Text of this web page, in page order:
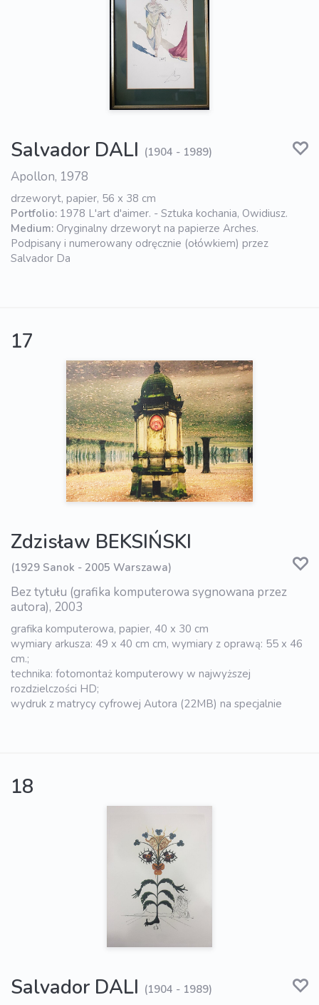
Salvador DALI (1904 - 1989)
Apollon, 1978
drzeworyt, papier, 56 x 38 cm
Portfolio: 1978 L'art d'aimer. - Sztuka kochania, Owidiusz.
Medium: Oryginalny drzeworyt na papierze Arches.
Podpisany i numerowany odręcznie (ołówkiem) przez
Salvador Da
17
Zdzisław BEKSIŃSKI
(1929 Sanok - 2005 Warszawa)
Bez tytułu (grafika komputerowa sygnowana przez
autora), 2003
grafika komputerowa, papier, 40 x 30 cm
wymiary arkusza: 49 x 40 cm cm, wymiary z oprawą: 55 x 46
cm.;
technika: fotomontaż komputerowy w najwyższej
rozdzielczości HD;
wydruk z matrycy cyfrowej Autora (22MB) na specjalnie
18
Salvador DALI (1904 - 1989)